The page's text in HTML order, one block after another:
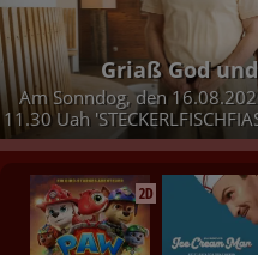
Griaß God
Am Sonndog, den
11.30 Uah
2D